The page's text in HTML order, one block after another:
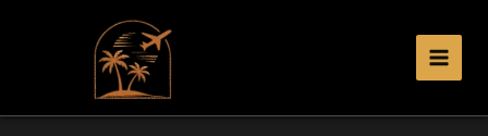
Aller